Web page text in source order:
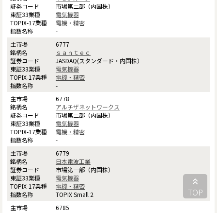
市場第二部（内国株）
電気機器
電機・精密
-
6777
ｓａｎｔｅｃ
JASDAQ(スタンダード・内国株）
電気機器
電機・精密
-
6778
アルチザネットワークス
市場第二部（内国株）
電気機器
電機・精密
-
6779
日本電波工業
市場第一部（内国株）
電気機器
電機・精密
TOPIX Small 2
6785
TOP